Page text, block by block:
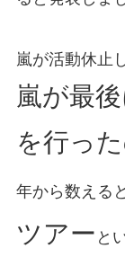
嵐が活動休止
嵐が最
を行っ
年から数えると
ツアー と